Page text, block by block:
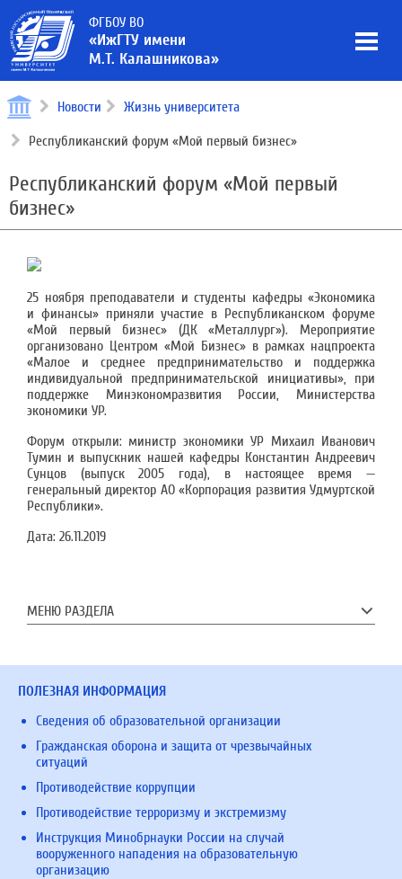
ФГБОУ ВО
«ИжГТУ имени
М.Т. Калашникова»
Новости Жизнь университета
Республиканский форум «Мой первый бизнес»
Республиканский форум «Мой первый
бизнес»
25 ноября преподаватели и студенты кафедры «Экономика
и финансы» приняли участие в Республиканском форуме
«Мой первый бизнес» (ДК «Металлург»). Мероприятие
организовано Центром «Мой Бизнес» в рамках нацпроекта
«Малое и среднее предпринимательство и поддержка
индивидуальной предпринимательской инициативы», при
поддержке Минэкономразвития России, Министерства
экономики УР.
Форум открыли: министр экономики УР Михаил Иванович
Тумин и выпускник нашей кафедры Константин Андреевич
Сунцов (выпуск 2005 года), в настоящее время —
генеральный директор АО «Корпорация развития Удмуртской
Республики».
Дата: 26.11.2019
МЕНЮ РАЗДЕЛА
ПОЛЕЗНАЯ ИНФОРМАЦИЯ
Сведения об образовательной организации
Гражданская оборона и защита от чрезвычайных
ситуаций
Противодействие коррупции
Противодействие терроризму и экстремизму
Инструкция Минобрнауки России на случай
вооруженного нападения на образовательную
организацию